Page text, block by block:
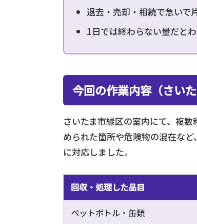
退去・売却・相続で急いで
1日では終わらない量だと
今回の作業内容（さいた
さいたま市緑区の室内にて、複
められた箇所や危険物の混在な
に対応しました。
回収・処理した品目
ペットボトル・缶類